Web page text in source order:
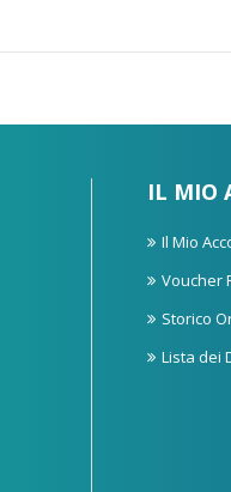
IL MIO
Il Mio
Voucher
Storico
Lista dei